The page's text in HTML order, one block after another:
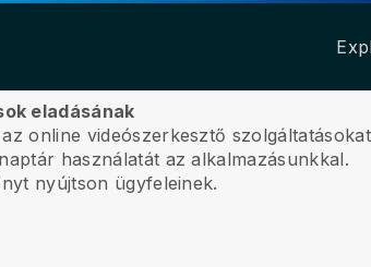
eladásának
online videószerkesztő
használatát az alkalmazásunkkal.
nyújtson ügyfeleinek.